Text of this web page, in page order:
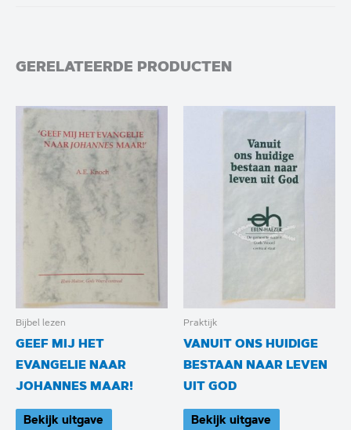
GERELATEERDE PRODUCTEN
Bijbel lezen
GEEF MIJ HET
EVANGELIE NAAR
JOHANNES MAAR!
Bekijk uitgave
Praktijk
VANUIT ONS HUIDIGE
BESTAAN NAAR LEVEN
UIT GOD
Bekijk uitgave